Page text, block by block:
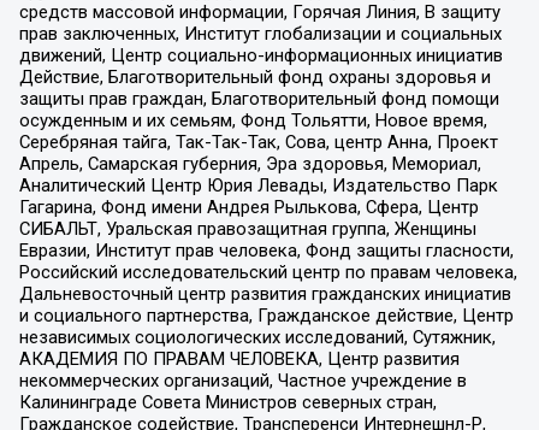
средств массовой информации, Горячая Линия, В защиту
прав заключенных, Институт глобализации и социальных
движений, Центр социально-информационных инициатив
Действие, Благотворительный фонд охраны здоровья и
защиты прав граждан, Благотворительный фонд помощи
осужденным и их семьям, Фонд Тольятти, Новое время,
Серебряная тайга, Так-Так-Так, Сова, центр Анна, Проект
Апрель, Самарская губерния, Эра здоровья, Мемориал,
Аналитический Центр Юрия Левады, Издательство Парк
Гагарина, Фонд имени Андрея Рылькова, Сфера, Центр
СИБАЛЬТ, Уральская правозащитная группа, Женщины
Евразии, Институт прав человека, Фонд защиты гласности,
Российский исследовательский центр по правам человека,
Дальневосточный центр развития гражданских инициатив
и социального партнерства, Гражданское действие, Центр
независимых социологических исследований, Сутяжник,
АКАДЕМИЯ ПО ПРАВАМ ЧЕЛОВЕКА, Центр развития
некоммерческих организаций, Частное учреждение в
Калининграде Совета Министров северных стран,
Гражданское содействие, Трансперенси Интернешнл-Р,